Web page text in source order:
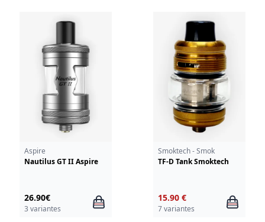
Aspire
Nautilus GT II Aspire
26.90€
3 variantes
Smoktech - Smok
TF-D Tank Smoktech
15.90 €
7 variantes